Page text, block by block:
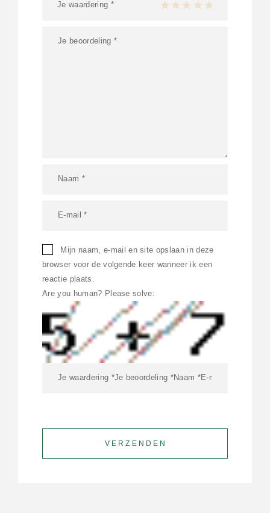
Je waardering * 1 van de 5 sterren
2 van de 5 sterren
3 van de 5 sterren
4 van de 5 sterren
Mijn naam, e-mail en site opslaan in deze
browser voor de volgende keer wanneer ik een
reactie plaats.
Are you human? Please solve: